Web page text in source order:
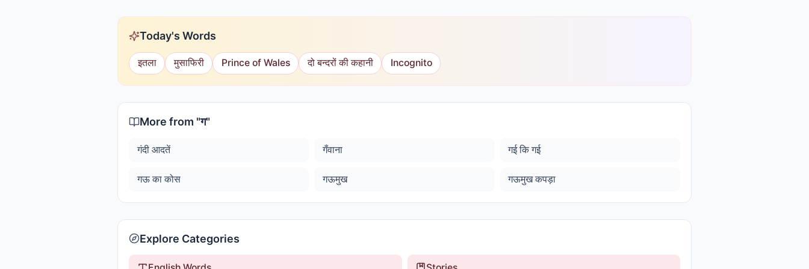
Today's Words
इतला मुसाफिरी Prince of Wales दो बन्दरों की कहानी Incognito
More from "ग"
गंदी आदतें गँवाना गई कि गई
गऊ का कोस गऊमुख गऊमुख कपड़ा
Explore Categories